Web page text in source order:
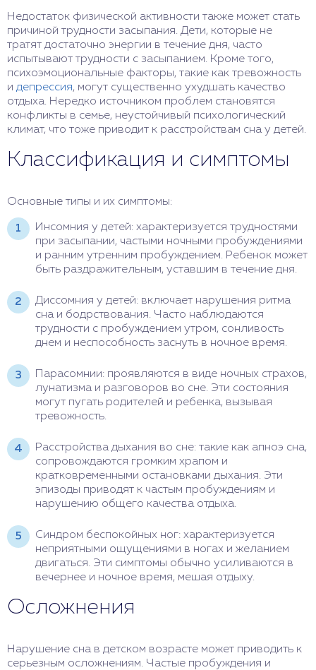
Недостаток физической активности также может стать
причиной трудности засыпания. Дети, которые не
тратят достаточно энергии в течение дня, часто
испытывают трудности с засыпанием. Кроме того,
психоэмоциональные факторы, такие как тревожность
и депрессия, могут существенно ухудшать качество
отдыха. Нередко источником проблем становятся
конфликты в семье, неустойчивый психологический
климат, что тоже приводит к расстройствам сна у детей.
Классификация и симптомы
Основные типы и их симптомы:
Инсомния у детей: характеризуется трудностями
при засыпании, частыми ночными пробуждениями
и ранним утренним пробуждением. Ребенок может
быть раздражительным, уставшим в течение дня.
Диссомния у детей: включает нарушения ритма
сна и бодрствования. Часто наблюдаются
трудности с пробуждением утром, сонливость
днем и неспособность заснуть в ночное время.
Парасомнии: проявляются в виде ночных страхов,
лунатизма и разговоров во сне. Эти состояния
могут пугать родителей и ребенка, вызывая
тревожность.
Расстройства дыхания во сне: такие как апноэ сна,
сопровождаются громким храпом и
кратковременными остановками дыхания. Эти
эпизоды приводят к частым пробуждениям и
нарушению общего качества отдыха.
Синдром беспокойных ног: характеризуется
неприятными ощущениями в ногах и желанием
двигаться. Эти симптомы обычно усиливаются в
вечернее и ночное время, мешая отдыху.
Осложнения
Нарушение сна в детском возрасте может приводить к
серьезным осложнениям. Частые пробуждения и